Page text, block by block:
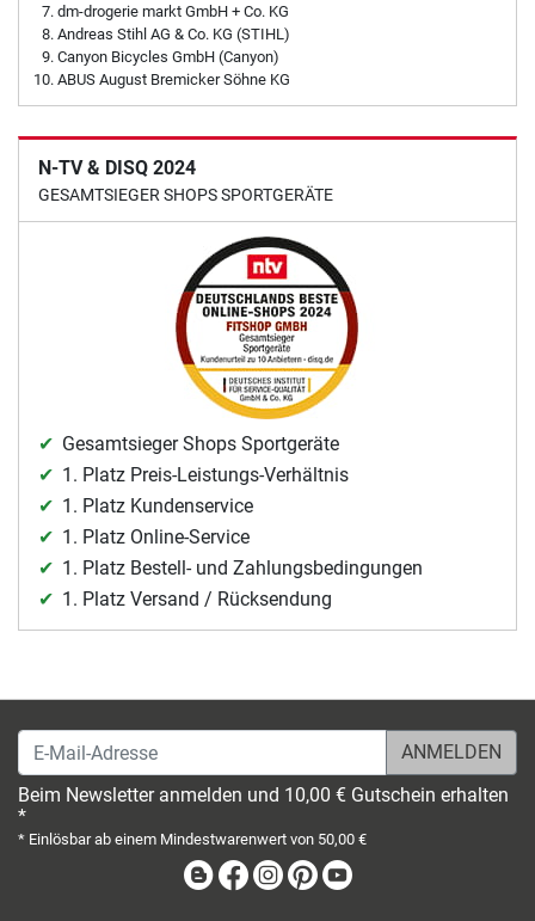
dm-drogerie markt GmbH + Co. KG
Andreas Stihl AG & Co. KG (STIHL)
Canyon Bicycles GmbH (Canyon)
ABUS August Bremicker Söhne KG
N-TV & DISQ 2024
GESAMTSIEGER SHOPS SPORTGERÄTE
Gesamtsieger Shops Sportgeräte
1. Platz Preis-Leistungs-Verhältnis
1. Platz Kundenservice
1. Platz Online-Service
1. Platz Bestell- und Zahlungsbedingungen
1. Platz Versand / Rücksendung
E-Mail-Adresse
Beim Newsletter anmelden und 10,00 € Gutschein erhalten
*
* Einlösbar ab einem Mindestwarenwert von 50,00 €
BlogFacebook
Instagram
Pinterest